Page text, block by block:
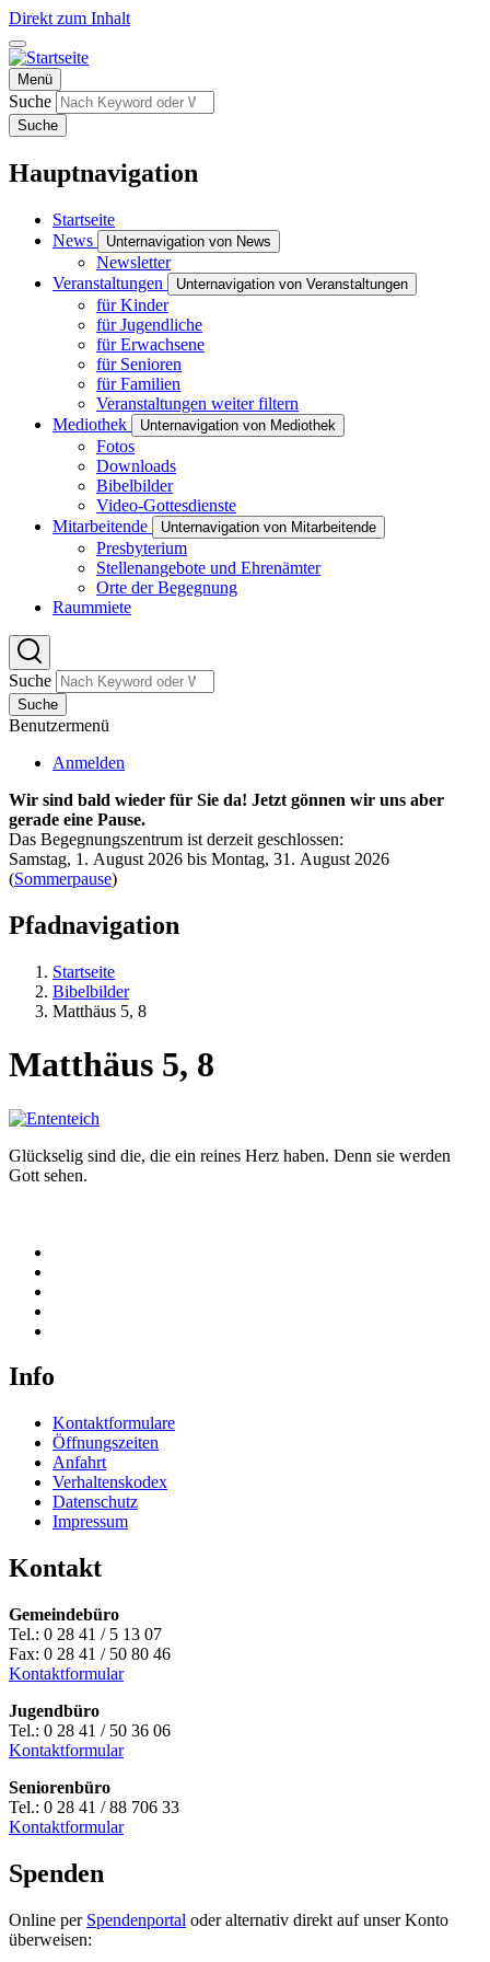
Direkt zum Inhalt
Menü
Suche
Suche
Hauptnavigation
Startseite
News
Unternavigation von News
Newsletter
Veranstaltungen
Unternavigation von Veranstaltungen
für Kinder
für Jugendliche
für Erwachsene
für Senioren
für Familien
Veranstaltungen weiter filtern
Mediothek
Unternavigation von Mediothek
Fotos
Downloads
Bibelbilder
Video-Gottesdienste
Mitarbeitende
Unternavigation von Mitarbeitende
Presbyterium
Stellenangebote und Ehrenämter
Orte der Begegnung
Raummiete
Suche
Suche
Benutzermenü
Anmelden
Wir sind bald wieder für Sie da! Jetzt gönnen wir uns aber
gerade eine Pause.
Das Begegnungszentrum ist derzeit geschlossen:
Samstag, 1. August 2026 bis Montag, 31. August 2026
(Sommerpause)
Pfadnavigation
Startseite
Bibelbilder
Matthäus 5, 8
Matthäus 5, 8
Glückselig sind die, die ein reines Herz haben. Denn sie werden
Gott sehen.
Info
Kontaktformulare
Öffnungszeiten
Anfahrt
Verhaltenskodex
Datenschutz
Impressum
Kontakt
Gemeindebüro
Tel.: 0 28 41 / 5 13 07
Fax: 0 28 41 / 50 80 46
Kontaktformular
Jugendbüro
Tel.: 0 28 41 / 50 36 06
Kontaktformular
Seniorenbüro
Tel.: 0 28 41 / 88 706 33
Kontaktformular
Spenden
Online per Spendenportal oder alternativ direkt auf unser Konto
überweisen: